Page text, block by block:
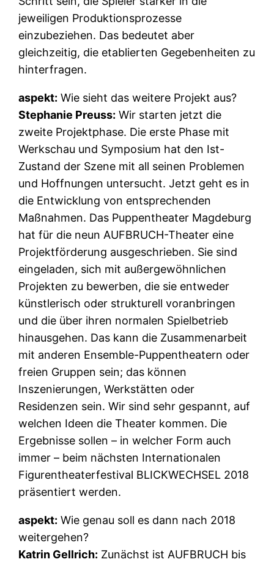
jeweiligen Produktionsprozesse
einzubeziehen. Das bedeutet aber
gleichzeitig, die etablierten Gegebenheiten zu
hinterfragen.
aspekt: Wie sieht das weitere Projekt aus?
Stephanie Preuss: Wir starten jetzt die
zweite Projektphase. Die erste Phase mit
Werkschau und Symposium hat den Ist-
Zustand der Szene mit all seinen Problemen
und Hoffnungen untersucht. Jetzt geht es in
die Entwicklung von entsprechenden
Maßnahmen. Das Puppentheater Magdeburg
hat für die neun AUFBRUCH-Theater eine
Projektförderung ausgeschrieben. Sie sind
eingeladen, sich mit außergewöhnlichen
Projekten zu bewerben, die sie entweder
künstlerisch oder strukturell voranbringen
und die über ihren normalen Spielbetrieb
hinausgehen. Das kann die Zusammenarbeit
mit anderen Ensemble-Puppentheatern oder
freien Gruppen sein; das können
Inszenierungen, Werkstätten oder
Residenzen sein. Wir sind sehr gespannt, auf
welchen Ideen die Theater kommen. Die
Ergebnisse sollen – in welcher Form auch
immer – beim nächsten Internationalen
Figurentheaterfestival BLICKWECHSEL 2018
präsentiert werden.
aspekt: Wie genau soll es dann nach 2018
weitergehen?
Katrin Gellrich: Zunächst ist AUFBRUCH bis